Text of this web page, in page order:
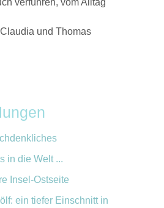
verführen, vom Alltag
in die Welt ...
Insel-Ostseite
ein tiefer Einschnitt in